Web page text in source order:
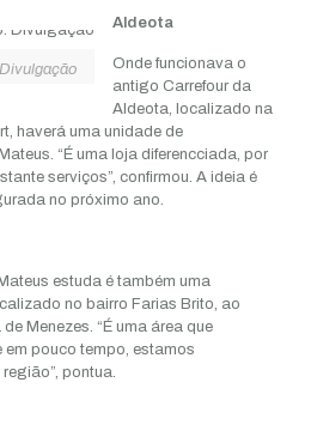
Aldeota
Onde funcionava o
antigo Carrefour da
Aldeota, localizado na
haverá uma unidade de
“É uma loja diferencciada, por
serviços”, confirmou. A ideia é
no próximo ano.
estuda é também uma
no bairro Farias Brito, ao
Menezes. “É uma área que
pouco tempo, estamos
pontua.